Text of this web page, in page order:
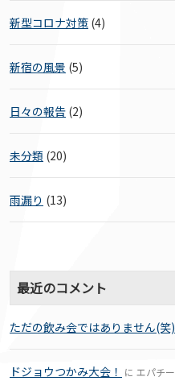
新型コロナ対策 (4)
新宿の風景 (5)
日々の報告 (2)
未分類 (20)
雨漏り (13)
最近のコメント
ただの飲み会ではありません(笑)
ドジョウつかみ大会！ に エパチー